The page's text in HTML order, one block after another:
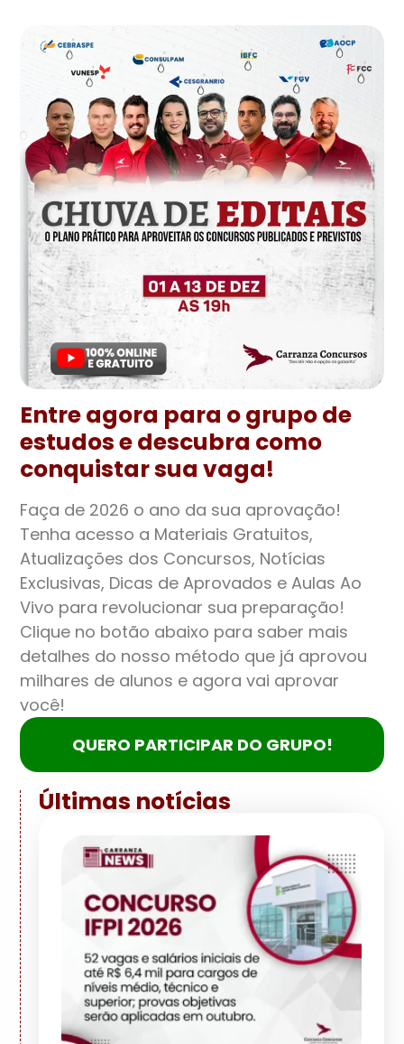
Entre agora para o grupo de
estudos e descubra como
conquistar sua vaga!
Faça de 2026 o ano da sua aprovação!
Tenha acesso a Materiais Gratuitos,
Atualizações dos Concursos, Notícias
Exclusivas, Dicas de Aprovados e Aulas Ao
Vivo para revolucionar sua preparação!
Clique no botão abaixo para saber mais
detalhes do nosso método que já aprovou
milhares de alunos e agora vai aprovar
você!
QUERO PARTICIPAR DO GRUPO!
Últimas notícias